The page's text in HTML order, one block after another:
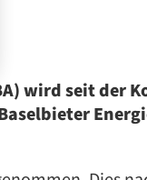
wird seit der